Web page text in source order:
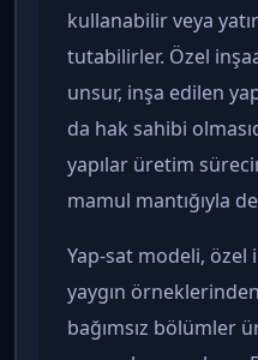
kullanabilir veya
tutabilirler. Özel
unsur, inşa edilen
da hak sahibi
yapılar üretim
mamul mantığıyla
Yap-sat modeli,
yaygın
bağımsız bölümler